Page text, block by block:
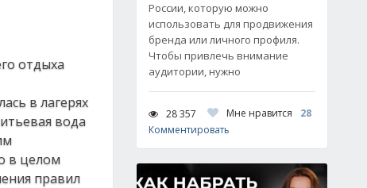
отдыха
в лагерях
вода
в целом
правил
России, которую можно
использовать для продвижения
бренда или личного профиля.
Чтобы привлечь внимание
аудитории, нужно
28 357 Мне нравится
28
Комментировать